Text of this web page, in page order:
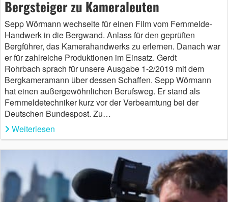
Bergsteiger zu Kameraleuten
Sepp Wörmann wechselte für einen Film vom Fernmelde-
Handwerk in die Bergwand. Anlass für den geprüften
Bergführer, das Kamerahandwerks zu erlernen. Danach war
er für zahlreiche Produktionen im Einsatz. Gerdt
Rohrbach sprach für unsere Ausgabe 1-2/2019 mit dem
Bergkameramann über dessen Schaffen. Sepp Wörmann
hat einen außergewöhnlichen Berufsweg. Er stand als
Fernmeldetechniker kurz vor der Verbeamtung bei der
Deutschen Bundespost. Zu…
Weiterlesen